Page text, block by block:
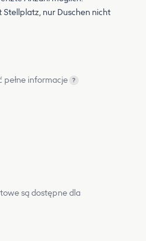
Stellplatz, nur Duschen nicht
pełne informacje ?
są dostępne dla